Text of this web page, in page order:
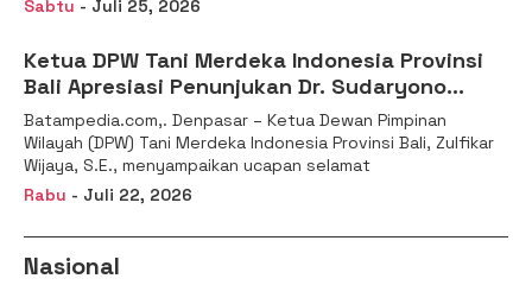
Sabtu - Juli 25, 2026
Ketua DPW Tani Merdeka Indonesia Provinsi
Bali Apresiasi Penunjukan Dr. Sudaryono
sebagai Kepala Badan Gizi Nasional
Batampedia.com,. Denpasar – Ketua Dewan Pimpinan
Wilayah (DPW) Tani Merdeka Indonesia Provinsi Bali, Zulfikar
Wijaya, S.E., menyampaikan ucapan selamat
Rabu - Juli 22, 2026
Nasional